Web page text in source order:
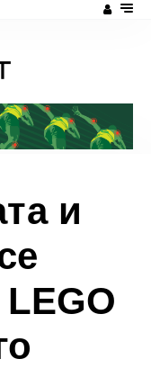
и
LEGO